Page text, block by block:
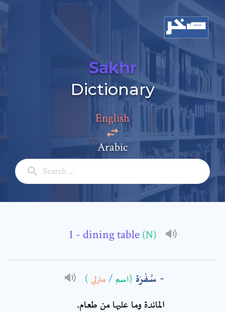
Sakhr
Dictionary
English
Arabic
- dining table (N)
سُفْرَة (اسم / منزلي )
المائدة وما عليها من طعام.
Add a comment
Full Name: *
Subject: *